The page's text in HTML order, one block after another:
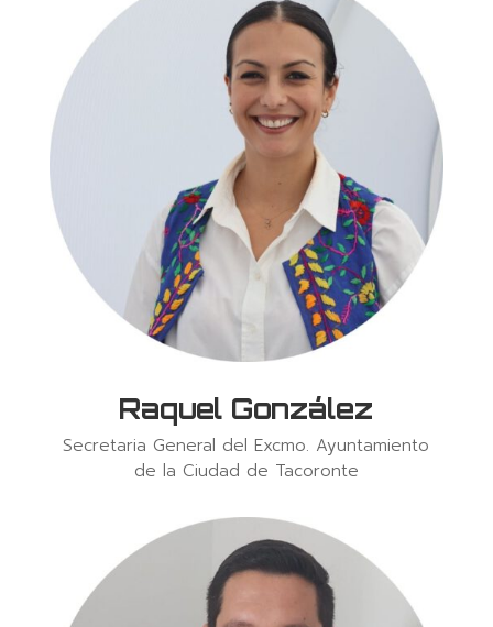
Raquel González
Secretaria General del Excmo. Ayuntamiento
de la Ciudad de Tacoronte